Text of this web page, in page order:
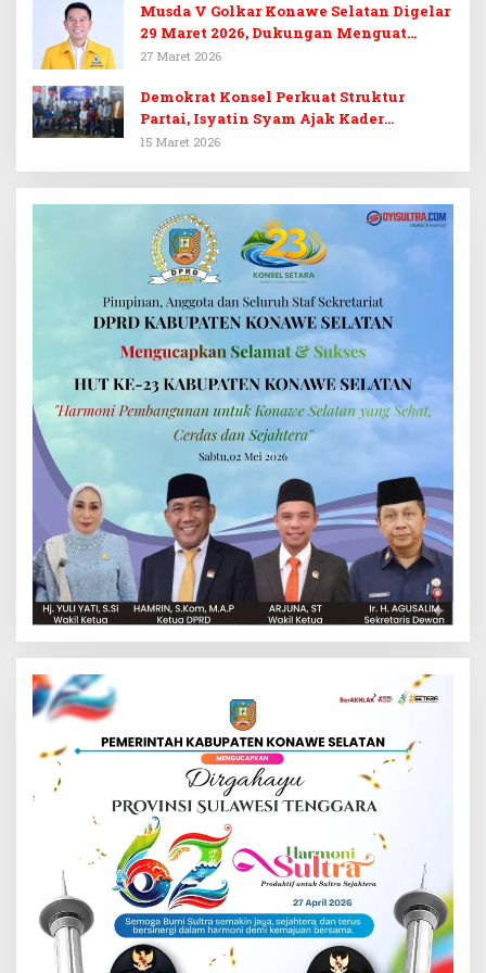
Musda V Golkar Konawe Selatan Digelar
29 Maret 2026, Dukungan Menguat
untuk Irham Kalenggo
27 Maret 2026
Demokrat Konsel Perkuat Struktur
Partai, Isyatin Syam Ajak Kader
Kembalikan Kejayaan
15 Maret 2026